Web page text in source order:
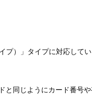
）」タイプに対応してい
同じようにカード番号